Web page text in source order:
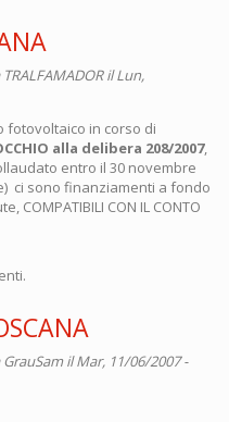
TRALFAMADORil Lun,
fotovoltaico in corso di
alla delibera 208/2007,
entro il 30 novembre
ci sono finanziamenti a fondo
CON IL CONTO
GrauSamil Mar, 11/06/2007 -